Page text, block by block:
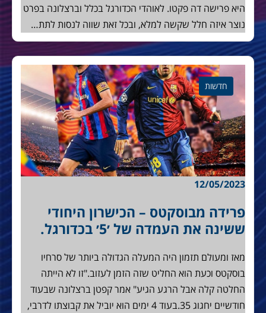
היא פרישה דה פקטו. לאוהדי הכדורגל בכלל וברצלונה בפרט
נוצר איזה חלל שקשה למלא, ובכל זאת שווה לנסות לתת…
חדשות
12/05/2023
פרידה מבוסקטס – הכישרון היחודי
ששינה את העמדה של ׳5׳ בכדורגל.
מאז ומעולם תזמון היה המעלה הגדולה ביותר של סרחיו
בוסקטס וכעת הוא החליט שזה הזמן לעזוב."זו לא הייתה
החלטה קלה אבל הרגע הגיע" אמר קפטן ברצלונה שבעוד
חודשיים יחגוג 35.בעוד 4 ימים הוא יוביל את קבוצתו לדרבי,